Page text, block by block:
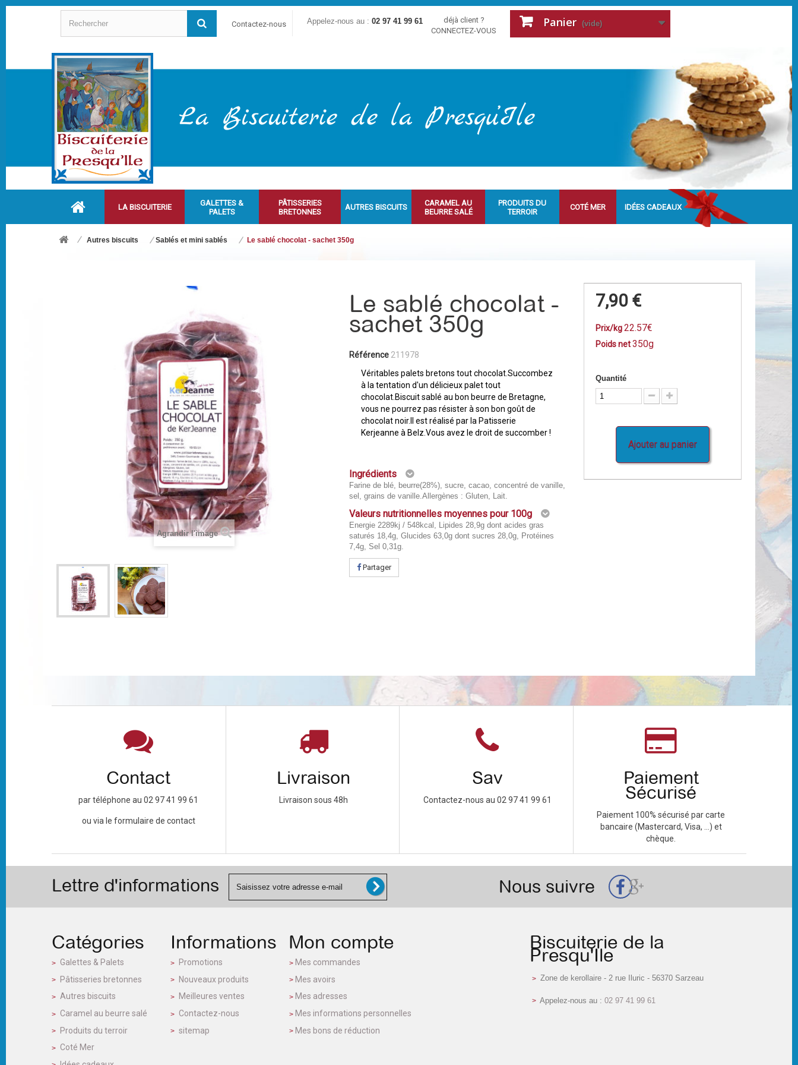
Contactez-nous Appelez-nous au : 02 97 41 99 61
déjà client ?
CONNECTEZ-VOUS
Panier (vide)
LA BISCUITERIE
GALETTES &
PALETS
PÂTISSERIES
BRETONNES
AUTRES BISCUITS
CARAMEL AU
BEURRE SALÉ
PRODUITS DU
TERROIR
COTÉ MER IDÉES CADEAUX
Autres biscuits Sablés et mini sablés Le sablé chocolat - sachet 350g
Agrandir l'image
Le sablé chocolat -
sachet 350g
Référence 211978
Véritables palets bretons tout chocolat.Succombez
à la tentation d'un délicieux palet tout
chocolat.Biscuit sablé au bon beurre de Bretagne,
vous ne pourrez pas résister à son bon goût de
chocolat noir.Il est réalisé par la Patisserie
Kerjeanne à Belz.Vous avez le droit de succomber !
Ingrédients
Farine de blé, beurre(28%), sucre, cacao, concentré de vanille,
sel, grains de vanille.Allergènes : Gluten, Lait.
Valeurs nutritionnelles moyennes pour 100g
Energie 2289kj / 548kcal, Lipides 28,9g dont acides gras
saturés 18,4g, Glucides 63,0g dont sucres 28,0g, Protéines
7,4g, Sel 0,31g.
Partager
7,90 €
Prix/kg22.57€
Poids net350g
Quantité
Ajouter au panier
Contact
par téléphone au 02 97 41 99 61
ou via le formulaire de contact
Livraison
Livraison sous 48h
Sav
Contactez-nous au 02 97 41 99 61
Paiement
Sécurisé
Paiement 100% sécurisé par carte
bancaire (Mastercard, Visa, ...) et
chèque.
Lettre d'informations Nous suivre
Catégories
Galettes & Palets
Pâtisseries bretonnes
Autres biscuits
Caramel au beurre salé
Produits du terroir
Coté Mer
Informations
Promotions
Nouveaux produits
Meilleures ventes
Contactez-nous
sitemap
Mon compte
Mes commandes
Mes avoirs
Mes adresses
Mes informations personnelles
Mes bons de réduction
Biscuiterie de la
Presqu'Ile
Zone de kerollaire - 2 rue Iluric - 56370 Sarzeau
Appelez-nous au : 02 97 41 99 61